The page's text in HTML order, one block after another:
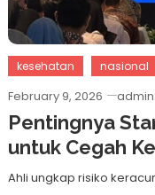
kesehatan nasional
February 9, 2026 admin
Pentingnya
untuk Cegah
Ahli ungkap risiko